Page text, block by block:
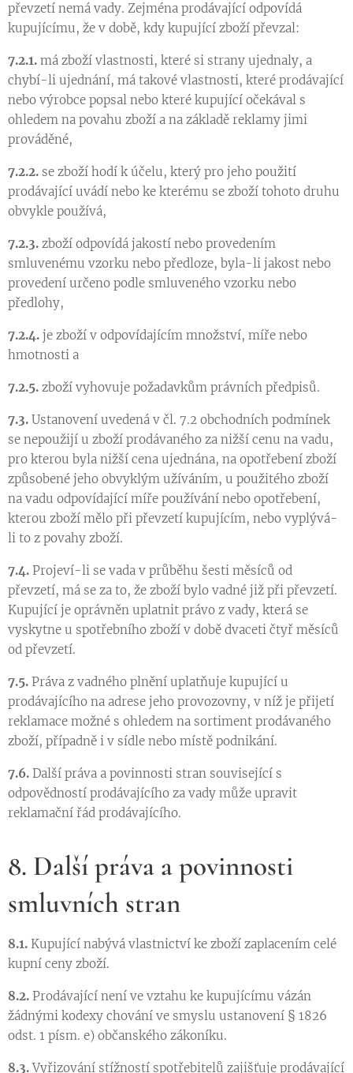
převzetí nemá vady. Zejména prodávající odpovídá
kupujícímu, že v době, kdy kupující zboží převzal:
7.2.1. má zboží vlastnosti, které si strany ujednaly, a
chybí-li ujednání, má takové vlastnosti, které prodávající
nebo výrobce popsal nebo které kupující očekával s
ohledem na povahu zboží a na základě reklamy jimi
prováděné,
7.2.2. se zboží hodí k účelu, který pro jeho použití
prodávající uvádí nebo ke kterému se zboží tohoto druhu
obvykle používá,
7.2.3. zboží odpovídá jakostí nebo provedením
smluvenému vzorku nebo předloze, byla-li jakost nebo
provedení určeno podle smluveného vzorku nebo
předlohy,
7.2.4. je zboží v odpovídajícím množství, míře nebo
hmotnosti a
7.2.5. zboží vyhovuje požadavkům právních předpisů.
7.3. Ustanovení uvedená v čl. 7.2 obchodních podmínek
se nepoužijí u zboží prodávaného za nižší cenu na vadu,
pro kterou byla nižší cena ujednána, na opotřebení zboží
způsobené jeho obvyklým užíváním, u použitého zboží
na vadu odpovídající míře používání nebo opotřebení,
kterou zboží mělo při převzetí kupujícím, nebo vyplývá-
li to z povahy zboží.
7.4. Projeví-li se vada v průběhu šesti měsíců od
převzetí, má se za to, že zboží bylo vadné již při převzetí.
Kupující je oprávněn uplatnit právo z vady, která se
vyskytne u spotřebního zboží v době dvaceti čtyř měsíců
od převzetí.
7.5. Práva z vadného plnění uplatňuje kupující u
prodávajícího na adrese jeho provozovny, v níž je přijetí
reklamace možné s ohledem na sortiment prodávaného
zboží, případně i v sídle nebo místě podnikání.
7.6. Další práva a povinnosti stran související s
odpovědností prodávajícího za vady může upravit
reklamační řád prodávajícího.
8. Další práva a povinnosti
smluvních stran
8.1. Kupující nabývá vlastnictví ke zboží zaplacením celé
kupní ceny zboží.
8.2. Prodávající není ve vztahu ke kupujícímu vázán
žádnými kodexy chování ve smyslu ustanovení § 1826
odst. 1 písm. e) občanského zákoníku.
8.3.Vyřizování stížností spotřebitelů zajišťuje prodávající